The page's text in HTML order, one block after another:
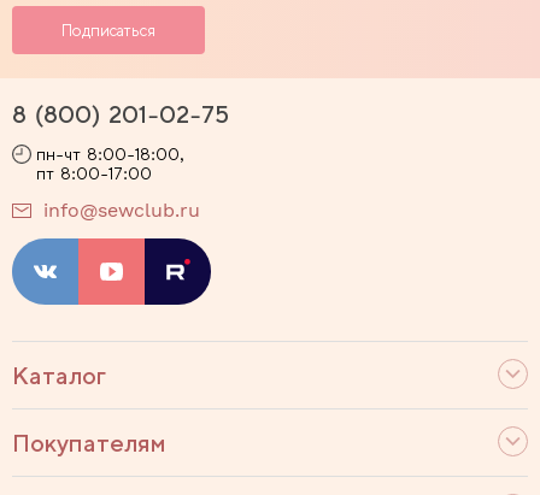
Каталог
Покупателям
8 (800) 201-02-75
пн-чт 8:00-18:00,
пт 8:00-17:00
info@sewclub.ru